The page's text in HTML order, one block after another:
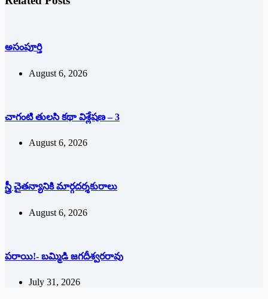
అసంపూర్తి
August 6, 2026
చాగంటి తులసి కథా విశ్లేషణ – 3
August 6, 2026
స్త్రీ చైతన్యానికి మార్గదర్శకురాలు
August 6, 2026
పరాయి!- బమ్మిడి జగదీశ్వరరావు
July 31, 2026